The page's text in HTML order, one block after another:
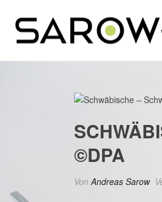
©DPA
Von Andreas Sarow